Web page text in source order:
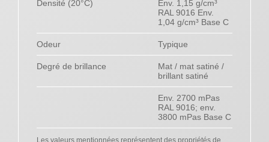
Densité (20°C)
Env. 1,15 g/cm³
RAL 9016 Env.
1,04 g/cm³ Base C
Odeur Typique
Degré de brillance
Mat / mat satiné /
brillant satiné
Env. 2700 mPas
RAL 9016; env.
3800 mPas Base C
Les valeurs mentionnées représentent des propriétés de